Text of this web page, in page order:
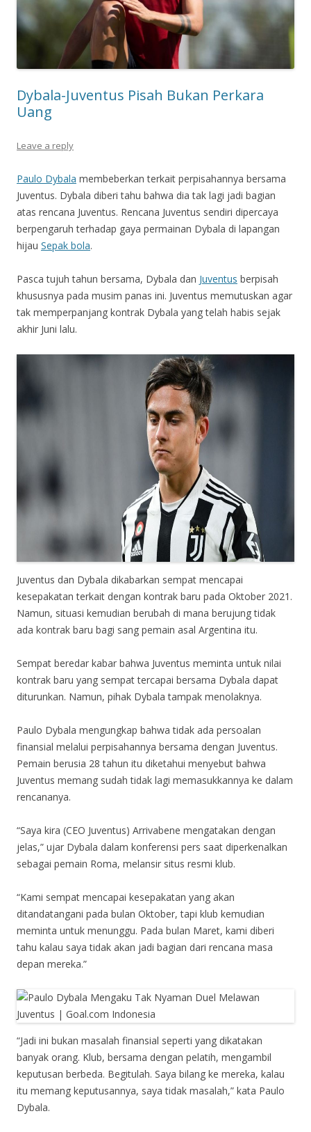
Dybala-Juventus Pisah Bukan Perkara
Uang
Leave a reply
Paulo Dybala membeberkan terkait perpisahannya bersama
Juventus. Dybala diberi tahu bahwa dia tak lagi jadi bagian
atas rencana Juventus. Rencana Juventus sendiri dipercaya
berpengaruh terhadap gaya permainan Dybala di lapangan
hijau Sepak bola.
Pasca tujuh tahun bersama, Dybala dan Juventus berpisah
khususnya pada musim panas ini. Juventus memutuskan agar
tak memperpanjang kontrak Dybala yang telah habis sejak
akhir Juni lalu.
Juventus dan Dybala dikabarkan sempat mencapai
kesepakatan terkait dengan kontrak baru pada Oktober 2021.
Namun, situasi kemudian berubah di mana berujung tidak
ada kontrak baru bagi sang pemain asal Argentina itu.
Sempat beredar kabar bahwa Juventus meminta untuk nilai
kontrak baru yang sempat tercapai bersama Dybala dapat
diturunkan. Namun, pihak Dybala tampak menolaknya.
Paulo Dybala mengungkap bahwa tidak ada persoalan
finansial melalui perpisahannya bersama dengan Juventus.
Pemain berusia 28 tahun itu diketahui menyebut bahwa
Juventus memang sudah tidak lagi memasukkannya ke dalam
rencananya.
“Saya kira (CEO Juventus) Arrivabene mengatakan dengan
jelas,” ujar Dybala dalam konferensi pers saat diperkenalkan
sebagai pemain Roma, melansir situs resmi klub.
“Kami sempat mencapai kesepakatan yang akan
ditandatangani pada bulan Oktober, tapi klub kemudian
meminta untuk menunggu. Pada bulan Maret, kami diberi
tahu kalau saya tidak akan jadi bagian dari rencana masa
depan mereka.”
“Jadi ini bukan masalah finansial seperti yang dikatakan
banyak orang. Klub, bersama dengan pelatih, mengambil
keputusan berbeda. Begitulah. Saya bilang ke mereka, kalau
itu memang keputusannya, saya tidak masalah,” kata Paulo
Dybala.